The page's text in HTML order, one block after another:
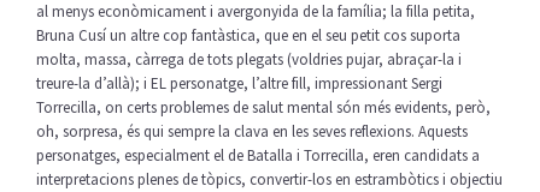
al menys econòmicament i avergonyida de la família; la filla petita,
Bruna Cusí un altre cop fantàstica, que en el seu petit cos suporta
molta, massa, càrrega de tots plegats (voldries pujar, abraçar-la i
treure-la d’allà); i EL personatge, l’altre fill, impressionant Sergi
Torrecilla, on certs problemes de salut mental són més evidents, però,
oh, sorpresa, és qui sempre la clava en les seves reflexions. Aquests
personatges, especialment el de Batalla i Torrecilla, eren candidats a
interpretacions plenes de tòpics, convertir-los en estrambòtics i objectiu